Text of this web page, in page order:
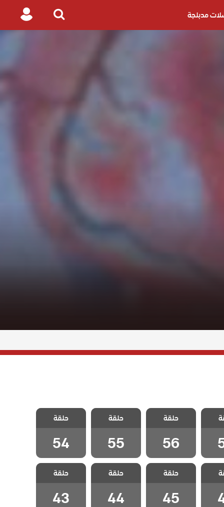
مدبلجة
Search
Login
مسلسل الطبيب
المعجزة الحلقة
56
حلقة
56
مسلسل الطبيب
المعجزة الحلقة
55
حلقة
55
مسلسل الطبيب
المعجزة الحلقة
54
حلقة
54
مسلسل الطبيب
المعجزة الحلقة
45
حلقة
45
مسلسل الطبيب
المعجزة الحلقة
44
حلقة
44
مسلسل الطبيب
المعجزة الحلقة
43
حلقة
43